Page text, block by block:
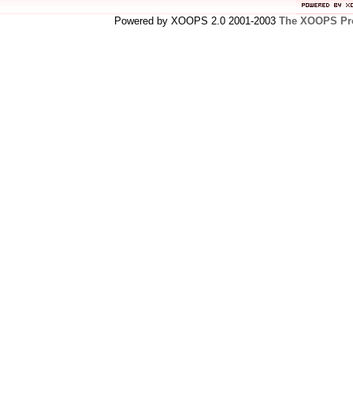
Powered by XOOPS 2.0 2001-2003 The XOOPS